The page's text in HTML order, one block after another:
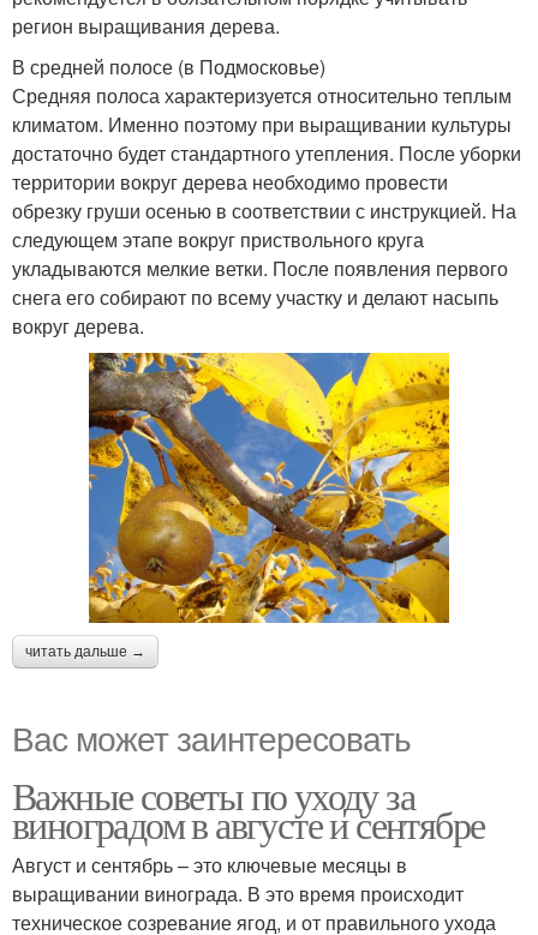
регион выращивания дерева.
В средней полосе (в Подмосковье)
Средняя полоса характеризуется относительно теплым
климатом. Именно поэтому при выращивании культуры
достаточно будет стандартного утепления. После уборки
территории вокруг дерева необходимо провести
обрезку груши осенью в соответствии с инструкцией. На
следующем этапе вокруг приствольного круга
укладываются мелкие ветки. После появления первого
снега его собирают по всему участку и делают насыпь
вокруг дерева.
читать дальше →
Вас может заинтересовать
Важные советы по уходу за
виноградом в августе и сентябре
Август и сентябрь – это ключевые месяцы в
выращивании винограда. В это время происходит
техническое созревание ягод, и от правильного ухода